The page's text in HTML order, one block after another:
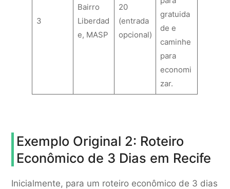
3
Bairro
Liberdad
e, MASP
20
(entrada
opcional)
gratuida
de e
caminhe
para
economi
zar.
Exemplo Original 2: Roteiro
Econômico de 3 Dias em Recife
Inicialmente, para um roteiro econômico de 3 dias